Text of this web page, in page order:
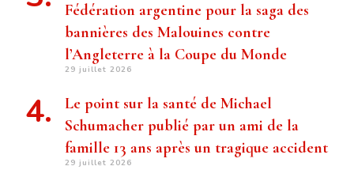
Fédération argentine pour la saga des
bannières des Malouines contre
l’Angleterre à la Coupe du Monde
29 juillet 2026
Le point sur la santé de Michael
Schumacher publié par un ami de la
famille 13 ans après un tragique accident
29 juillet 2026